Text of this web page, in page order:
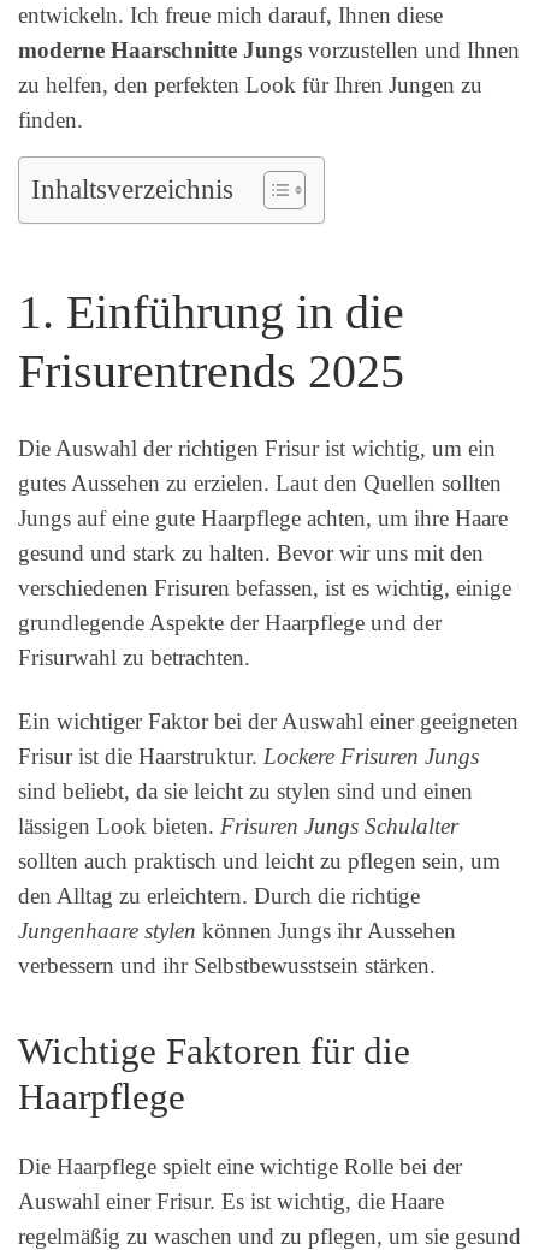
entwickeln. Ich freue mich darauf, Ihnen diese
moderne Haarschnitte Jungs vorzustellen und Ihnen
zu helfen, den perfekten Look für Ihren Jungen zu
finden.
Inhaltsverzeichnis
1. Einführung in die
Frisurentrends 2025
Die Auswahl der richtigen Frisur ist wichtig, um ein
gutes Aussehen zu erzielen. Laut den Quellen sollten
Jungs auf eine gute Haarpflege achten, um ihre Haare
gesund und stark zu halten. Bevor wir uns mit den
verschiedenen Frisuren befassen, ist es wichtig, einige
grundlegende Aspekte der Haarpflege und der
Frisurwahl zu betrachten.
Ein wichtiger Faktor bei der Auswahl einer geeigneten
Frisur ist die Haarstruktur. Lockere Frisuren Jungs
sind beliebt, da sie leicht zu stylen sind und einen
lässigen Look bieten. Frisuren Jungs Schulalter
sollten auch praktisch und leicht zu pflegen sein, um
den Alltag zu erleichtern. Durch die richtige
Jungenhaare stylen können Jungs ihr Aussehen
verbessern und ihr Selbstbewusstsein stärken.
Wichtige Faktoren für die
Haarpflege
Die Haarpflege spielt eine wichtige Rolle bei der
Auswahl einer Frisur. Es ist wichtig, die Haare
regelmäßig zu waschen und zu pflegen, um sie gesund